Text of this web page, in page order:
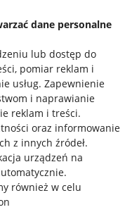
dane personalne
lub dostęp do
pomiar reklam i
usług. Zapewnienie
i naprawianie
reklam i treści.
oraz informowanie
z innych źródeł.
urządzeń na
.
również w celu